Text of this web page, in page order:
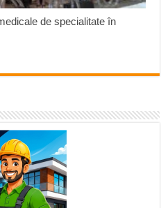
de specialitate în